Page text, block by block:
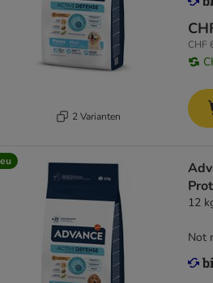
2 Varianten
CHF
12
Not